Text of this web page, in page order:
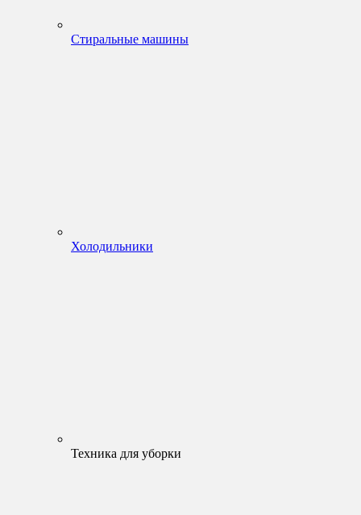
Стиральные машины
Холодильники
Техника для уборки